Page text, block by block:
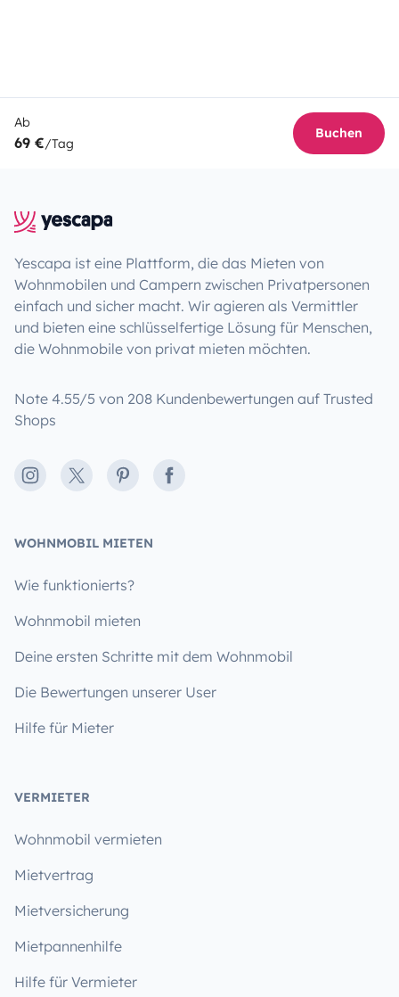
Ab
69 €/Tag
Buchen
Yescapa ist eine Plattform, die das Mieten von
Wohnmobilen und Campern zwischen Privatpersonen
einfach und sicher macht. Wir agieren als Vermittler
und bieten eine schlüsselfertige Lösung für Menschen,
die Wohnmobile von privat mieten möchten.
Note 4.55/5 von 208 Kundenbewertungen auf Trusted
Shops
Instagram
X PinterestFacebook
WOHNMOBIL MIETEN
Wie funktionierts?
Wohnmobil mieten
Deine ersten Schritte mit dem Wohnmobil
Die Bewertungen unserer User
Hilfe für Mieter
VERMIETER
Wohnmobil vermieten
Mietvertrag
Mietversicherung
Mietpannenhilfe
Hilfe für Vermieter